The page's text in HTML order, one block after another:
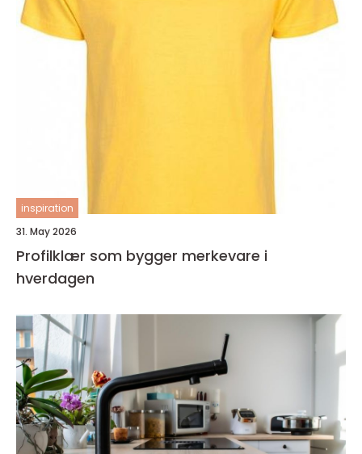
inspiration
31. May 2026
Profilklær som bygger merkevare i
hverdagen